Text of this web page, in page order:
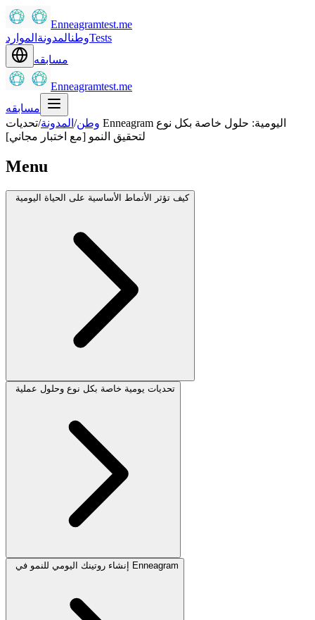
Enneagramtest.me
وطنالمدونة الموارد
Tests
مسابقه
Enneagramtest.me
مسابقه
وطن/ المدونة/تحديات Enneagram اليومية: حلول خاصة بكل نوع
لتحقيق النمو [مع اختبار مجاني]
Menu
كيف تؤثر الأنماط الأساسية على الحياة اليومية
تحديات يومية خاصة بكل نوع وحلول عملية
إنشاء روتينك اليومي للنمو في Enneagram